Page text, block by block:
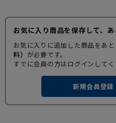
お気に入り商品を保存して、
お気に入りに追加した商品をあ
料） が必要です。
すでに会員の方はログインしてく
新規会員登録